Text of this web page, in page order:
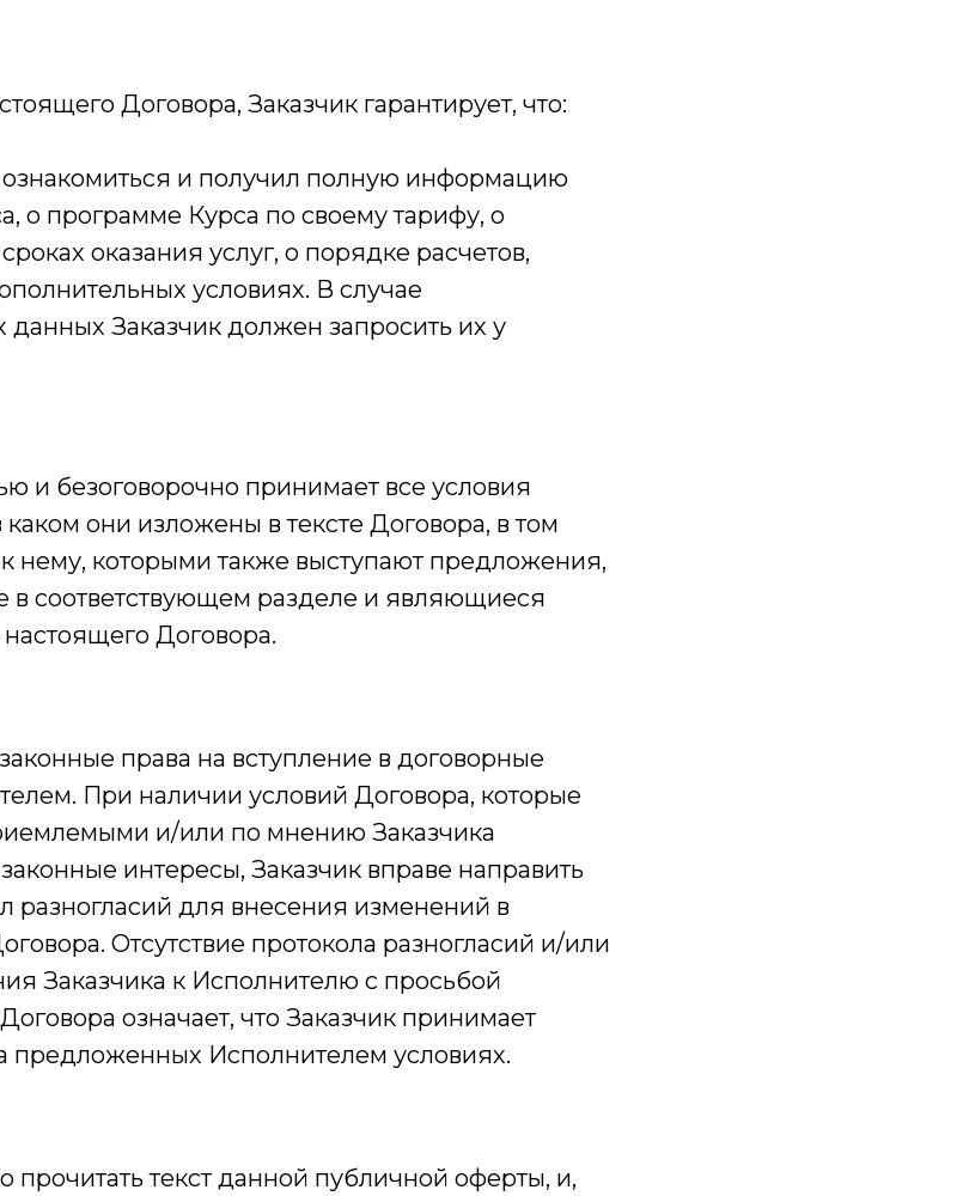
Договора, Заказчик гарантирует, что:
и получил полную информацию
о программе Курса по своему тарифу, о
оказания услуг, о порядке расчетов,
условиях. В случае
данных Заказчик должен запросить их у
и безоговорочно принимает все условия
они изложены в тексте Договора, в том
нему, которыми также выступают предложения,
в соответствующем разделе и являющиеся
Договора.
права на вступление в договорные
При наличии условий Договора, которые
и/или по мнению Заказчика
интересы, Заказчик вправе направить
разногласий для внесения изменений в
Отсутствие протокола разногласий и/или
Заказчика к Исполнителю с просьбой
означает, что Заказчик принимает
предложенных Исполнителем условиях.
прочитать текст данной публичной оферты, и,